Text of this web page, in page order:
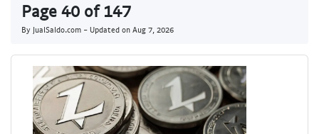
Page 40 of 147
By JualSaldo.com - Updated on Aug 7, 2026